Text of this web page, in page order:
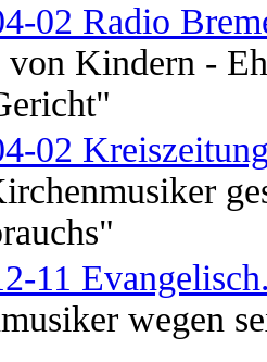
02 Radio
von Kindern -
02
11
wegen